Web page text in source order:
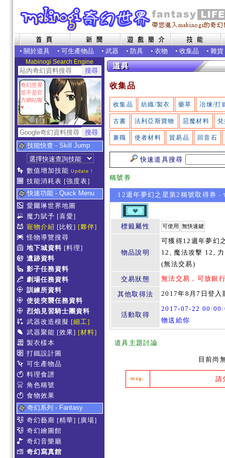
• 關於道具 • 可生產物品 • 武器 • 防具 • 衣物 • 收集品 • 雜貨
Mabinogi Search Engine
奇幻世界
並不是官
方網站喔
♥
技能快查 - Skill Jump
數值增加技能 Update !
技能消耗表 [強度表]
快速功能 - Quick Menu
愛爾琳世界地圖
魔力賦予 [喜愛]
寵物介紹 [比較] [夥伴]
怪物導覽搜尋
地下城資料 [料理]
遺跡資料
影子任務資料
劇場任務資料
訓練所資料
使徒突襲任務資料
烈焰見習騎士團資料
武器改造模擬 [細工]
武器聚能 [效果] [材料]
製衣樣本
打鐵設計圖
可生產物品
料理食譜
角色稱號
食物效果
奇幻系列 - Fantasy
奇幻藝廊 [精華] [廣場]
奇幻繪圖館
奇幻音樂廳
奇幻寫真館
收集品
收集品 紡織/製衣 藥草 冶煉/打
古書 法利亞斯寶物 惡魔材料
兼職 使者材料 貿易品 回音石
快速道具搜尋
稱號券
12週年夢幻之星第2稱號取得券 -
標籤屬性 可使用 無快速鍵
物品說明
可獲得12週年夢幻
12, 魔法攻擊 12,
(無法交易)
交易狀態
無法交易，可放銀
其他取得法 2017年8月7日登入
活動取得
2017-07-22
物送給你
道具主題討論
目前尚
msg. 請